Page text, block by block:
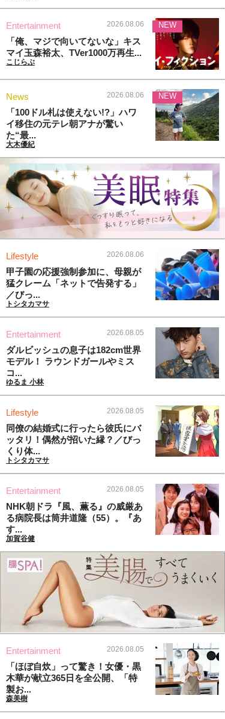
Entertainment 2026.08.06
「俺、マジで向いてないな」キス
マイ玉森裕太、TVer1000万再生...
こじらぶ
NEW
News 2026.08.06
「100ドル札は使えない!?」ハワ
イ移住の元テレ朝アナが驚い
た“最...
大木優紀
NEW
Lifestyle 2026.08.06
甲子園の応援強制参加に、母親が
猛クレーム「ネットで告発する」
／びっ...
トシタカマサ
Entertainment 2026.08.05
ダルビッシュの息子は182cm世界
モデル！ ラウンドガールやミス
コ...
ゆるま 小林
Lifestyle 2026.08.05
同僚の結婚式に行ったら彼氏にバ
ッタリ！偶然が招いた縁？／びっ
くり体...
トシタカマサ
Entertainment 2026.08.05
NHK朝ドラ『風、薫る』の威厳あ
る病院長は筒井道隆（55）。『あ
す...
加賀谷健
Entertainment 2026.08.05
「ほぼ自炊」って驚き！女優・黒
木華が献立365日を全公開、「特
製お...
森美樹